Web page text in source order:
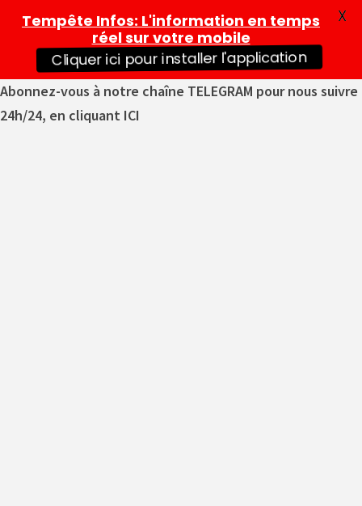
Abonnez-vous à notre chaîne TELEGRAM pour nous suivre
24h/24, en cliquant ICI
Tempête Infos: L'information en temps
réel sur votre mobile
Cliquer ici pour installer l'application
X